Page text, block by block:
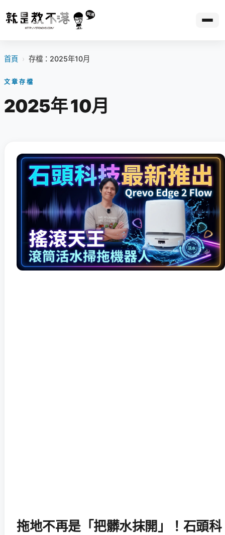
首頁 › 存檔：2025年10月
文章存檔
2025年 10月
拖地不再是「把髒水抹開」！石頭科